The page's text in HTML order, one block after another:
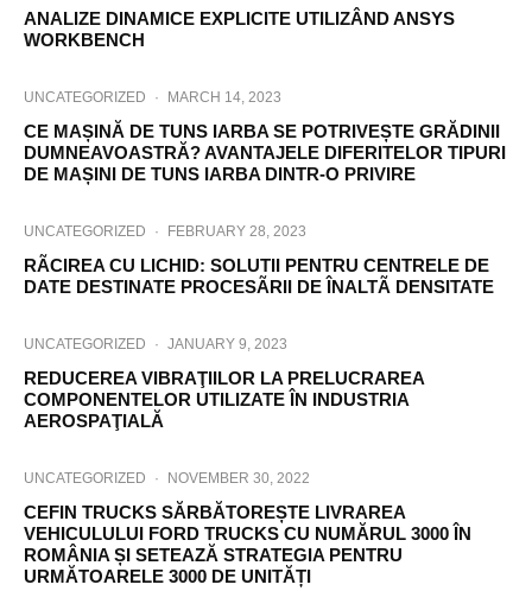
ANALIZE DINAMICE EXPLICITE UTILIZÂND ANSYS
WORKBENCH
UNCATEGORIZED · MARCH 14, 2023
CE MAȘINĂ DE TUNS IARBA SE POTRIVEȘTE GRĂDINII
DUMNEAVOASTRĂ? AVANTAJELE DIFERITELOR TIPURI
DE MAȘINI DE TUNS IARBA DINTR-O PRIVIRE
UNCATEGORIZED · FEBRUARY 28, 2023
RÃCIREA CU LICHID: SOLUTII PENTRU CENTRELE DE
DATE DESTINATE PROCESÃRII DE ÎNALTÃ DENSITATE
UNCATEGORIZED · JANUARY 9, 2023
REDUCEREA VIBRAŢIILOR LA PRELUCRAREA
COMPONENTELOR UTILIZATE ÎN INDUSTRIA
AEROSPAŢIALĂ
UNCATEGORIZED · NOVEMBER 30, 2022
CEFIN TRUCKS SĂRBĂTOREȘTE LIVRAREA
VEHICULULUI FORD TRUCKS CU NUMĂRUL 3000 ÎN
ROMÂNIA ȘI SETEAZĂ STRATEGIA PENTRU
URMĂTOARELE 3000 DE UNITĂȚI